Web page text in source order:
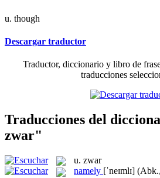
u. though
Descargar traductor
Traductor, diccionario y libro de
traducciones
Traducciones del
zwar"
u. zwar
namely [ˈneɪmlɪ]